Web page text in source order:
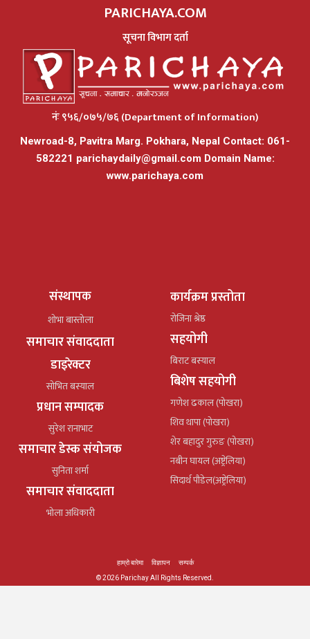
PARICHAYA.COM
सूचना विभाग दर्ता
नंः ९५६/०७५/७६ (Department of Information)
Newroad-8, Pavitra Marg. Pokhara, Nepal Contact: 061-
582221 parichaydaily@gmail.comDomain Name:
www.parichaya.com
संस्थापक
शोभा बास्तोला
समाचार संवाददाता
डाइरेक्टर
सोभित बस्याल
प्रधान सम्पादक
सुरेश रानाभाट
समाचार डेस्क संयोजक
सुनिता शर्मा
समाचार संवाददाता
भोला अधिकारी
कार्यक्रम प्रस्तोता
रोजिना श्रेष्ठ
सहयोगी
बिराट बस्याल
बिशेष सहयोगी
गणेश ढकाल (पोखरा)
शिव थापा (पोखरा)
शेर बहादुर गुरुङ (पोखरा)
नबीन घायल (अष्ट्रेलिया)
सिदार्थ पौडेल(अष्ट्रेलिया)
हाम्रो बारेमा विज्ञापन
सम्पर्क
© 2026 Parichay All Rights Reserved.